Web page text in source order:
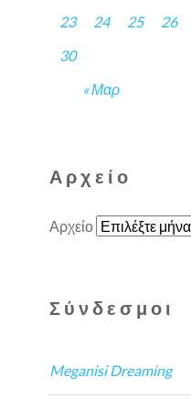
« Μαρ
23 24 25 26
30
Αρχείο
Αρχείο
Σύνδεσμοι
Meganisi Dreaming